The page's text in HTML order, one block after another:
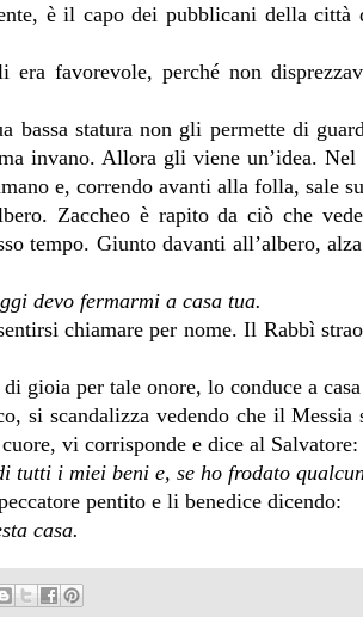
è il capo dei pubblicani della
favorevole, perché non
bassa statura non gli permette di
invano. Allora gli viene un’idea.
e, correndo avanti alla folla, sale
Zaccheo è rapito da ciò che
tempo. Giunto davanti all’albero,
devo fermarmi a casa tua.
chiamare per nome. Il Rabbì
gioia per tale onore, lo conduce a casa
si scandalizza vedendo che il
vi corrisponde e dice al Salvatore:
tutti i miei beni e, se ho frodato
pentito e li benedice dicendo:
casa.